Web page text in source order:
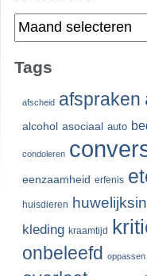
Archieven
Tags
afscheid afspraken
alcohol asociaal auto
condoleren
eenzaamheid erfenis
huisdieren
kleding kraamtijd
onbeleefd oppassen